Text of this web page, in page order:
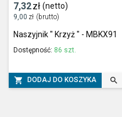
7,32zł (netto)
9,00 zł (brutto)
Naszyjnik " Krzyż " - MBKX91
Dostępność: 86 szt.
 DODAJ DO KOSZYKA 